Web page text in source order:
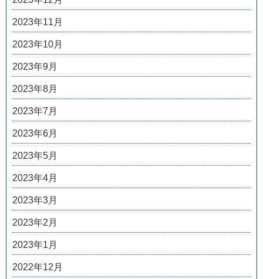
2023年11月
2023年10月
2023年9月
2023年8月
2023年7月
2023年6月
2023年5月
2023年4月
2023年3月
2023年2月
2023年1月
2022年12月